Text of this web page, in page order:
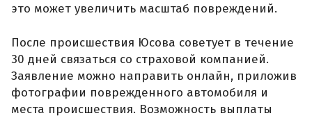
это может увеличить масштаб повреждений.
После происшествия Юсова советует в течение
30 дней связаться со страховой компанией.
Заявление можно направить онлайн, приложив
фотографии поврежденного автомобиля и
места происшествия. Возможность выплаты